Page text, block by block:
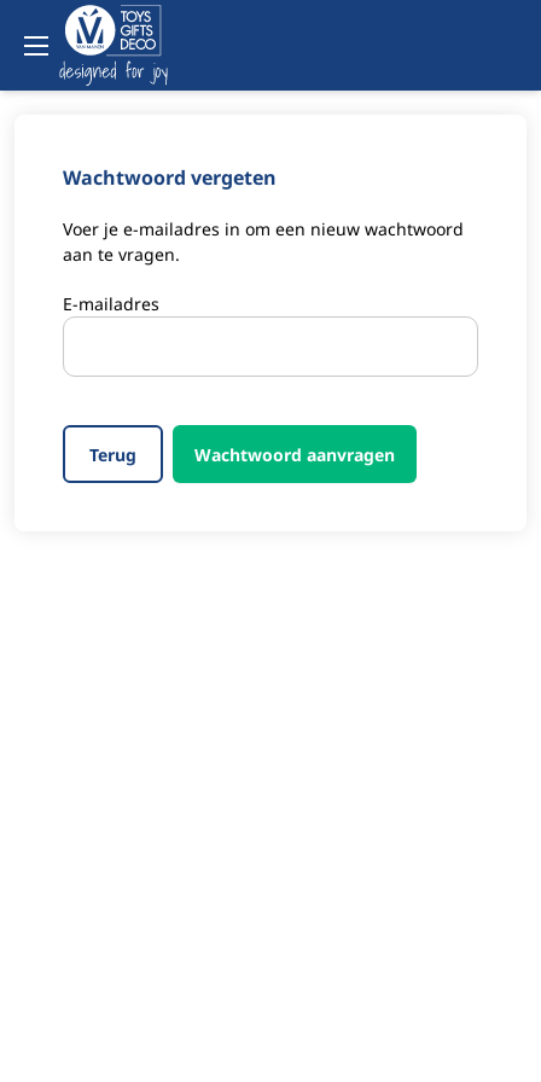
Wachtwoord vergeten
Voer je e-mailadres in om een nieuw wachtwoord
aan te vragen.
E-mailadres
Terug Wachtwoord aanvragen